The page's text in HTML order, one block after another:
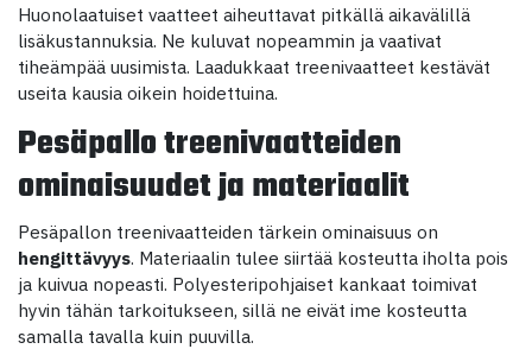
Huonolaatuiset vaatteet aiheuttavat pitkällä aikavälillä
lisäkustannuksia. Ne kuluvat nopeammin ja vaativat
tiheämpää uusimista. Laadukkaat treenivaatteet kestävät
useita kausia oikein hoidettuina.
Pesäpallo treenivaatteiden
ominaisuudet ja materiaalit
Pesäpallon treenivaatteiden tärkein ominaisuus on
hengittävyys. Materiaalin tulee siirtää kosteutta iholta pois
ja kuivua nopeasti. Polyesteripohjaiset kankaat toimivat
hyvin tähän tarkoitukseen, sillä ne eivät ime kosteutta
samalla tavalla kuin puuvilla.